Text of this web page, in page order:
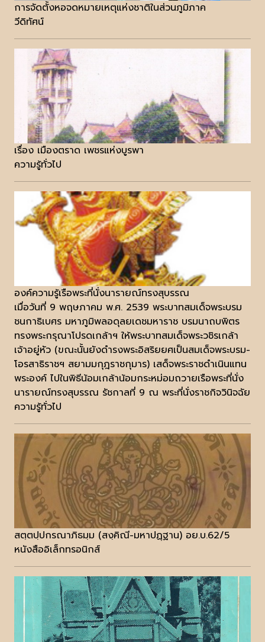
การจัดตั้งหอจดหมายเหตุแห่งชาติในส่วนภูมิภาค
วีดิทัศน์
เรื่อง เมืองตราด เพชรแห่งบูรพา
ความรู้ทั่วไป
องค์ความรู้เรือพระที่นั่งนารายณ์ทรงสุบรรณ
เมื่อวันที่ 9 พฤษภาคม พ.ศ. 2539 พระบาทสมเด็จพระบรม
ชนกาธิเบศร มหาภูมิพลอดุลยเดชมหาราช บรมนาถบพิตร
ทรงพระกรุณาโปรดเกล้าฯ ให้พระบาทสมเด็จพระวชิรเกล้า
เจ้าอยู่หัว (ขณะนั้นยังดำรงพระอิสริยยศเป็นสมเด็จพระบรม-
โอรสาธิราชฯ สยามมกุฎราชกุมาร) เสด็จพระราชดำเนินแทน
พระองค์ ไปในพิธีน้อมเกล้าน้อมกระหม่อมถวายเรือพระที่นั่ง
นารายณ์ทรงสุบรรณ รัชกาลที่ 9 ณ พระที่นั่งราชกิจวินิจฉัย
ความรู้ทั่วไป
สตฺตปฺปกรณาภิธมฺม (สงฺคิณี-มหาปฏฺฐาน) อย.บ.62/5
หนังสืออิเล็กทรอนิกส์